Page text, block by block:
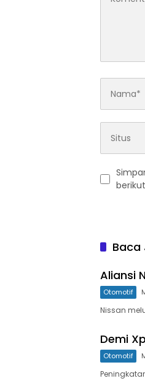
Baca
Aliansi
Otomotif
Nissan
Demi
Otomotif